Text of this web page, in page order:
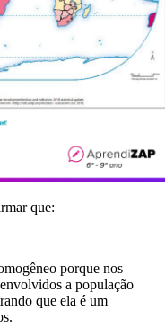
que:
porque nos
a população
que ela é um